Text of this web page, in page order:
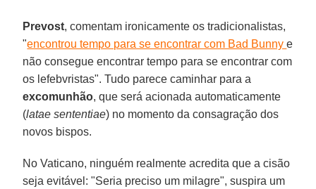
Prevost, comentam ironicamente os tradicionalistas,
"encontrou tempo para se encontrar com Bad Bunnye
não consegue encontrar tempo para se encontrar com
os lefebvristas". Tudo parece caminhar para a
excomunhão, que será acionada automaticamente
(latae sententiae) no momento da consagração dos
novos bispos.
No Vaticano, ninguém realmente acredita que a cisão
seja evitável: "Seria preciso um milagre", suspira um